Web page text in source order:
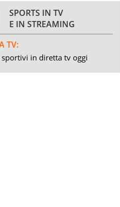
SPORTS IN TV
E IN STREAMING
TV:
sportivi in diretta tv oggi